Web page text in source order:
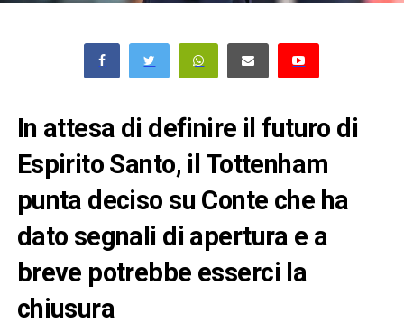
In attesa di definire il futuro di
Espirito Santo, il Tottenham
punta deciso su Conte che ha
dato segnali di apertura e a
breve potrebbe esserci la
chiusura